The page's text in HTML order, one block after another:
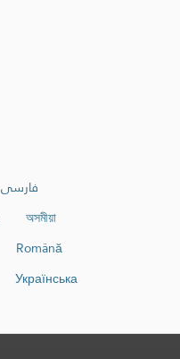
فارسی
অসমীয়া
Română
Українська